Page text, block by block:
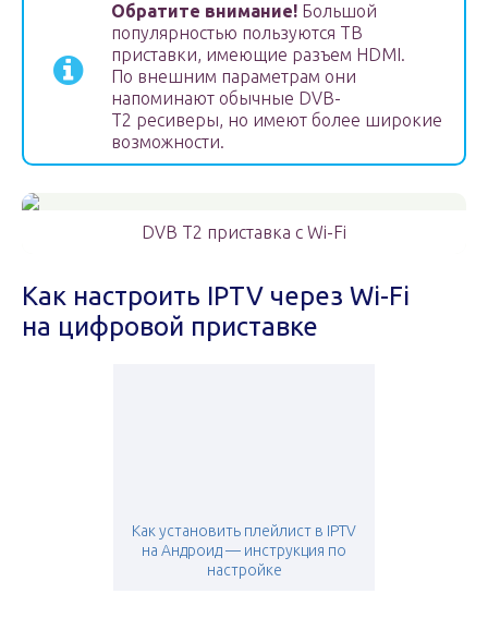
Обратите внимание! Большой
популярностью пользуются ТВ
приставки, имеющие разъем HDMI.
По внешним параметрам они
напоминают обычные DVB-
T2 ресиверы, но имеют более широкие
возможности.
DVB T2 приставка с Wi-Fi
Как настроить IPTV через Wi-Fi
на цифровой приставке
Как установить плейлист в IPTV
на Андроид — инструкция по
настройке